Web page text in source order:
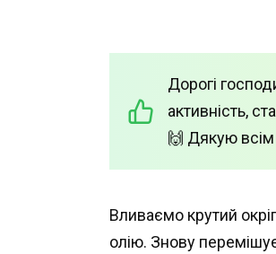
Дорогі
активність,
🙌 Дякую всім
Вливаємо крутий
олію. Знову